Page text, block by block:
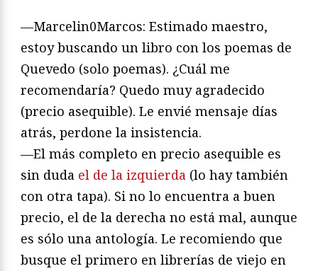
—Marcelin0Marcos: Estimado maestro,
estoy buscando un libro con los poemas de
Quevedo (solo poemas). ¿Cuál me
recomendaría? Quedo muy agradecido
(precio asequible). Le envié mensaje días
atrás, perdone la insistencia.
—El más completo en precio asequible es
sin duda el de la izquierda (lo hay también
con otra tapa). Si no lo encuentra a buen
precio, el de la derecha no está mal, aunque
es sólo una antología. Le recomiendo que
busque el primero en librerías de viejo en